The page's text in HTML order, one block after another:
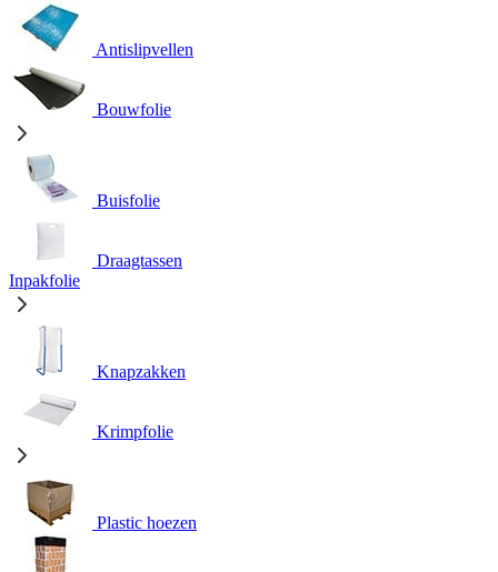
Antislipvellen
Bouwfolie
Buisfolie
Draagtassen
Inpakfolie
Knapzakken
Krimpfolie
Plastic hoezen